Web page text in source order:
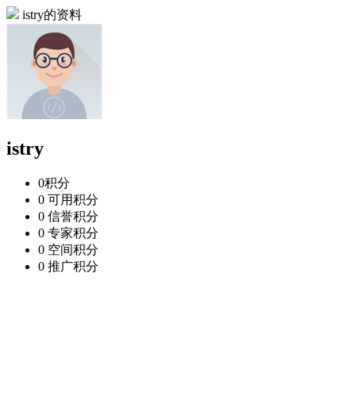
istry的资料
istry
0积分
0 可用积分
0 信誉积分
0 专家积分
0 空间积分
0 推广积分